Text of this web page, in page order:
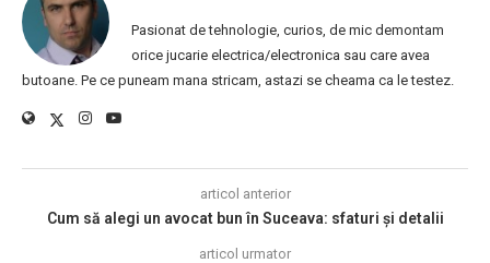
Pasionat de tehnologie, curios, de mic demontam
orice jucarie electrica/electronica sau care avea
butoane. Pe ce puneam mana stricam, astazi se cheama ca le testez.
articol anterior
Cum să alegi un avocat bun în Suceava: sfaturi și detalii
articol urmator